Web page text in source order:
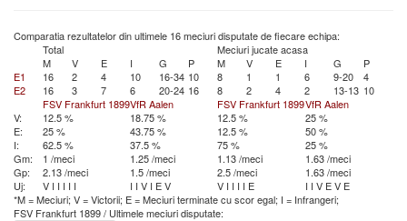
Comparatia rezultatelor din ultimele 16 meciuri disputate de fiecare echipa:
Total
Meciuri jucate acasa
M
V E I G P M V E I G
P
E1
16 2 4 10 16-34 10 8 1 1 6 9-20
4
E2
16 3 7 6 20-24 16 8 2 4 2 13-13 10
FSV Frankfurt 1899VfR Aalen FSV Frankfurt 1899VfR Aalen
V:
12.5 % 18.75 % 12.5 %
25 %
E:
25 % 43.75 % 12.5 %
50 %
I:
62.5 % 37.5 % 75 %
25 %
Gm:
1 /meci 1.25 /meci 1.13 /meci
1.63 /meci
Gp:
2.13 /meci 1.5 /meci 2.5 /meci
1.63 /meci
Uj:
V I I I I I I I V I EV V I I I I E I I V EV E
*M = Meciuri; V = Victorii; E = Meciuri terminate cu scor egal; I = Infrangeri;
FSV Frankfurt 1899/ Ultimele meciuri disputate: